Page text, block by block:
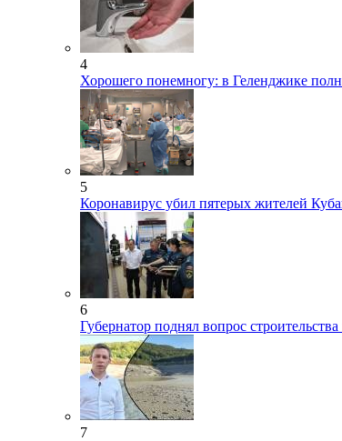
4
Хорошего понемногу: в Геленджике
5
Коронавирус убил пятерых жителей
6
Губернатор поднял вопрос
7